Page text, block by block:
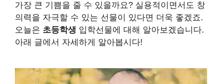
가장 큰 기쁨을 줄 수 있을까요? 실용적이면서도 창
의력을 자극할 수 있는 선물이 있다면 더욱 좋겠죠.
오늘은 초등학생 입학선물에 대해 알아보겠습니다.
아래 글에서 자세하게 알아봅시다!